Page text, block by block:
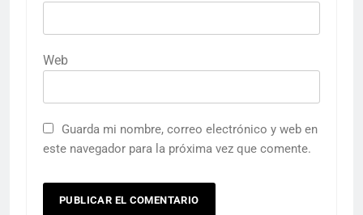
Web
Guarda mi nombre, correo electrónico y web en
este navegador para la próxima vez que comente.